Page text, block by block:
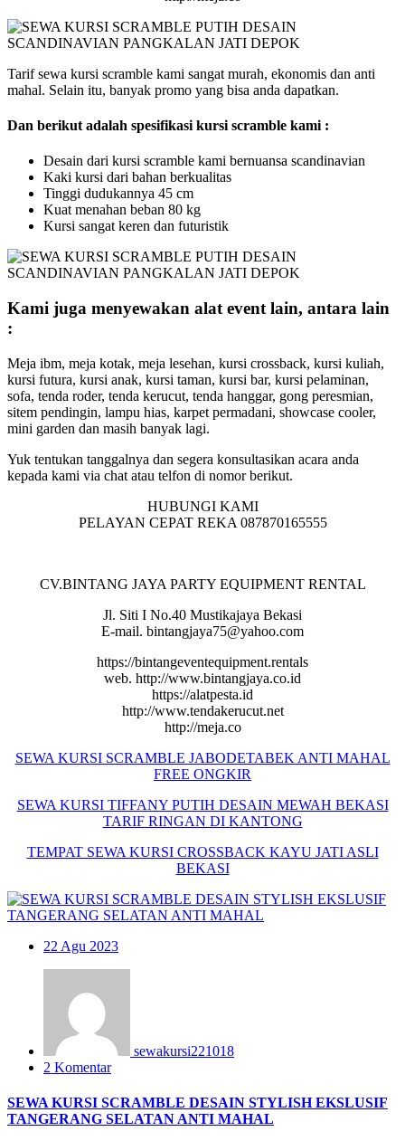
Tarif sewa kursi scramble kami sangat murah, ekonomis dan anti
mahal. Selain itu, banyak promo yang bisa anda dapatkan.
Dan berikut adalah spesifikasi kursi scramble kami :
Desain dari kursi scramble kami bernuansa scandinavian
Kaki kursi dari bahan berkualitas
Tinggi dudukannya 45 cm
Kuat menahan beban 80 kg
Kursi sangat keren dan futuristik
Kami juga menyewakan alat event lain, antara lain
:
Meja ibm, meja kotak, meja lesehan, kursi crossback, kursi kuliah,
kursi futura, kursi anak, kursi taman, kursi bar, kursi pelaminan,
sofa, tenda roder, tenda kerucut, tenda hanggar, gong peresmian,
sitem pendingin, lampu hias, karpet permadani, showcase cooler,
mini garden dan masih banyak lagi.
Yuk tentukan tanggalnya dan segera konsultasikan acara anda
kepada kami via chat atau telfon di nomor berikut.
HUBUNGI KAMI
PELAYAN CEPAT REKA 087870165555
CV.BINTANG JAYA PARTY EQUIPMENT RENTAL
Jl. Siti I No.40 Mustikajaya Bekasi
E-mail. bintangjaya75@yahoo.com
https://bintangeventequipment.rentals
web. http://www.bintangjaya.co.id
https://alatpesta.id
http://www.tendakerucut.net
http://meja.co
SEWA KURSI SCRAMBLE JABODETABEK ANTI MAHAL
FREE ONGKIR
SEWA KURSI TIFFANY PUTIH DESAIN MEWAH BEKASI
TARIF RINGAN DI KANTONG
TEMPAT SEWA KURSI CROSSBACK KAYU JATI ASLI
BEKASI
22 Agu 2023
sewakursi221018
2 Komentar
SEWA KURSI SCRAMBLE DESAIN STYLISH EKSLUSIF
TANGERANG SELATAN ANTI MAHAL